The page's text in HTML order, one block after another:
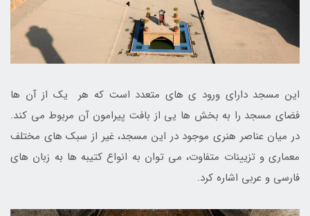
این مسجد دارای ورود ی های متعدد است که هر یک از آن ها
فضای مسجد را به بخش ها یی از بافت پیرامون آن مربوط می کند.
در میان عناصر هنری موجود در این مسجد، غیر از سبک هاى مختلف
معمارى و تزیینات متفاوت، می توان به انواع کتیبه ها به زبان های
فارسى و عربى اشاره کرد.